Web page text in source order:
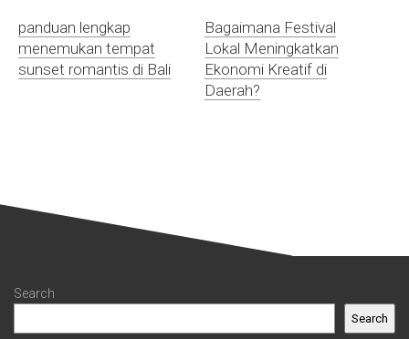
panduan lengkap
menemukan tempat
sunset romantis di Bali
Bagaimana Festival
Lokal Meningkatkan
Ekonomi Kreatif di
Daerah?
Search
Search